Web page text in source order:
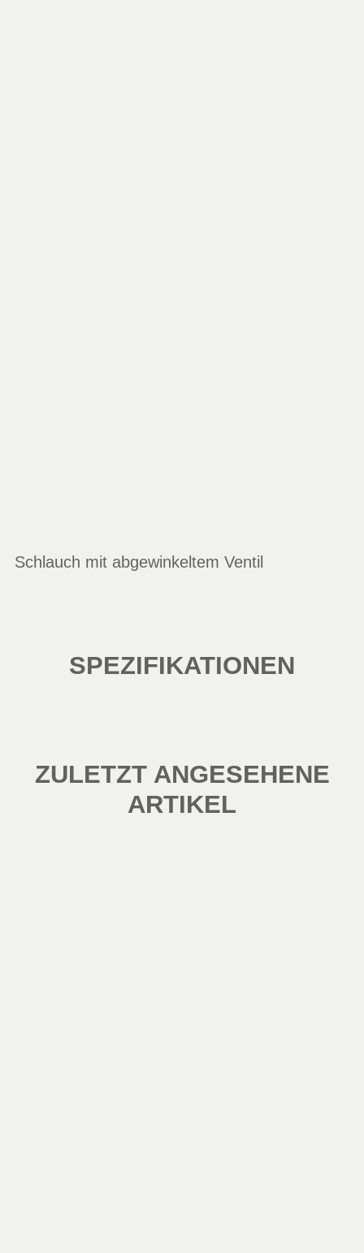
Schlauch mit abgewinkeltem Ventil
SPEZIFIKATIONEN
ZULETZT ANGESEHENE
ARTIKEL